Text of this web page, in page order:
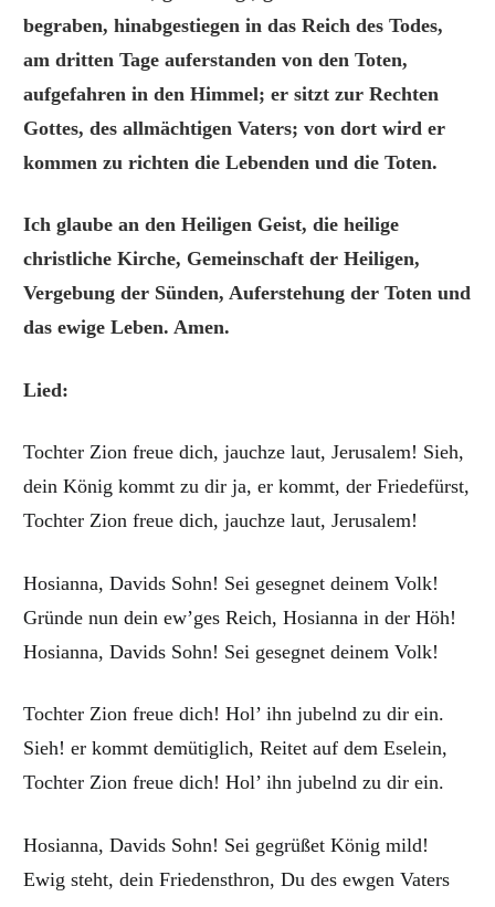
begraben, hinabgestiegen in das Reich des Todes,
am dritten Tage auferstanden von den Toten,
aufgefahren in den Himmel; er sitzt zur Rechten
Gottes, des allmächtigen Vaters; von dort wird er
kommen zu richten die Lebenden und die Toten.
Ich glaube an den Heiligen Geist, die heilige
christliche Kirche, Gemeinschaft der Heiligen,
Vergebung der Sünden, Auferstehung der Toten und
das ewige Leben. Amen.
Lied:
Tochter Zion freue dich, jauchze laut, Jerusalem! Sieh,
dein König kommt zu dir ja, er kommt, der Friedefürst,
Tochter Zion freue dich, jauchze laut, Jerusalem!
Hosianna, Davids Sohn! Sei gesegnet deinem Volk!
Gründe nun dein ew’ges Reich, Hosianna in der Höh!
Hosianna, Davids Sohn! Sei gesegnet deinem Volk!
Tochter Zion freue dich! Hol’ ihn jubelnd zu dir ein.
Sieh! er kommt demütiglich, Reitet auf dem Eselein,
Tochter Zion freue dich! Hol’ ihn jubelnd zu dir ein.
Hosianna, Davids Sohn! Sei gegrüßet König mild!
Ewig steht, dein Friedensthron, Du des ewgen Vaters